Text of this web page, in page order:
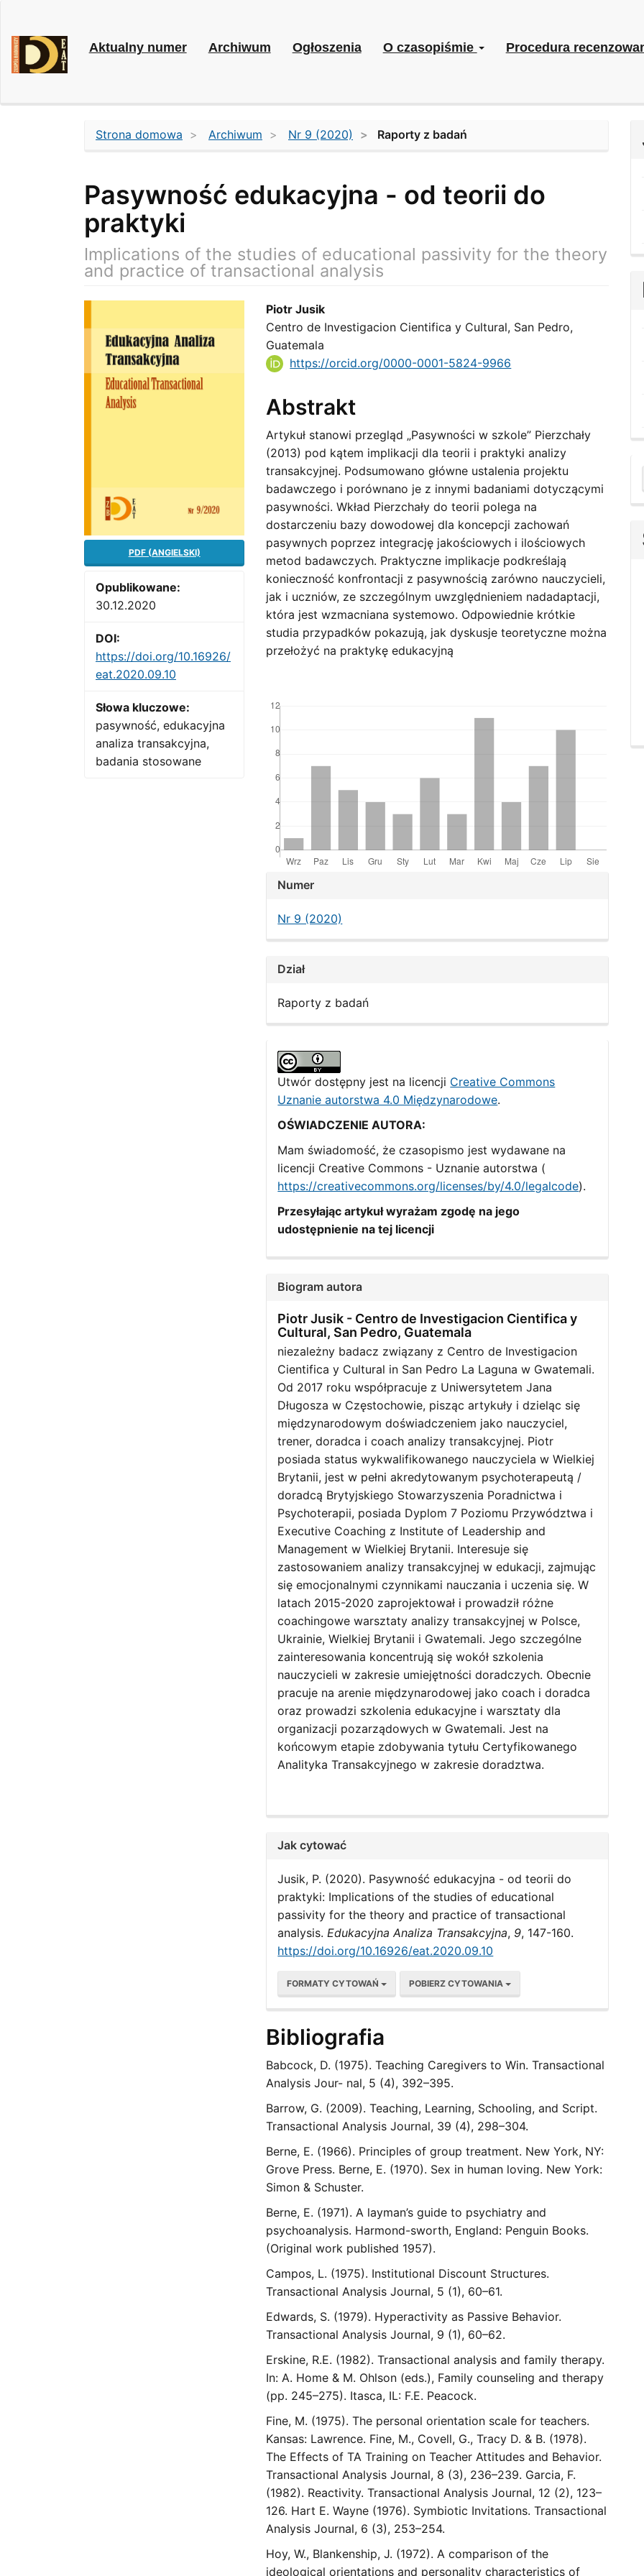
Main
Content
Sidebar
Aktualny numer Archiwum Ogłoszenia O czasopiśmie Procedura
Strona domowa Archiwum Nr 9 (2020) Raporty z badań
Pasywność edukacyjna - od teorii do
praktyki
Implications of the studies of educational passivity for the theory
and practice of transactional analysis
Sidebar
PDF (ANGIELSKI)
Opublikowane:
30.12.2020
DOI:
https://doi.org/10.16926/
eat.2020.09.10
Słowa kluczowe:
pasywność, edukacyjna
analiza transakcyjna,
badania stosowane
Main
Article
Content
Piotr Jusik
Centro de Investigacion Cientifica y Cultural, San Pedro,
Guatemala
https://orcid.org/0000-0001-5824-9966
Abstrakt
Artykuł stanowi przegląd „Pasywności w szkole” Pierzchały
(2013) pod kątem implikacji dla teorii i praktyki analizy
transakcyjnej. Podsumowano główne ustalenia projektu
badawczego i porównano je z innymi badaniami dotyczącymi
pasywności. Wkład Pierzchały do teorii polega na
dostarczeniu bazy dowodowej dla koncepcji zachowań
pasywnych poprzez integrację jakościowych i ilościowych
metod badawczych. Praktyczne implikacje podkreślają
konieczność konfrontacji z pasywnością zarówno nauczycieli,
jak i uczniów, ze szczególnym uwzględnieniem nadadaptacji,
która jest wzmacniana systemowo. Odpowiednie krótkie
studia przypadków pokazują, jak dyskusje teoretyczne można
przełożyć na praktykę edukacyjną
Article
Details
Numer
Nr 9 (2020)
Dział
Raporty z badań
Utwór dostępny jest na licencji Creative Commons
Uznanie autorstwa 4.0 Międzynarodowe.
OŚWIADCZENIE AUTORA:
Mam świadomość, że czasopismo jest wydawane na
licencji Creative Commons - Uznanie autorstwa (
https://creativecommons.org/licenses/by/4.0/legalcode).
Przesyłając artykuł wyrażam zgodę na jego
udostępnienie na tej licencji
Biogram autora
Piotr Jusik - Centro de Investigacion Cientifica y
Cultural, San Pedro, Guatemala
niezależny badacz związany z Centro de Investigacion
Cientifica y Cultural in San Pedro La Laguna w Gwatemali.
Od 2017 roku współpracuje z Uniwersytetem Jana
Długosza w Częstochowie, pisząc artykuły i dzieląc się
międzynarodowym doświadczeniem jako nauczyciel,
trener, doradca i coach analizy transakcyjnej. Piotr
posiada status wykwalifikowanego nauczyciela w Wielkiej
Brytanii, jest w pełni akredytowanym psychoterapeutą /
doradcą Brytyjskiego Stowarzyszenia Poradnictwa i
Psychoterapii, posiada Dyplom 7 Poziomu Przywództwa i
Executive Coaching z Institute of Leadership and
Management w Wielkiej Brytanii. Interesuje się
zastosowaniem analizy transakcyjnej w edukacji, zajmując
się emocjonalnymi czynnikami nauczania i uczenia się. W
latach 2015-2020 zaprojektował i prowadził różne
coachingowe warsztaty analizy transakcyjnej w Polsce,
Ukrainie, Wielkiej Brytanii i Gwatemali. Jego szczególne
zainteresowania koncentrują się wokół szkolenia
nauczycieli w zakresie umiejętności doradczych. Obecnie
pracuje na arenie międzynarodowej jako coach i doradca
oraz prowadzi szkolenia edukacyjne i warsztaty dla
organizacji pozarządowych w Gwatemali. Jest na
końcowym etapie zdobywania tytułu Certyfikowanego
Analityka Transakcyjnego w zakresie doradztwa.
Jak cytować
Jusik, P. (2020). Pasywność edukacyjna - od teorii do
praktyki: Implications of the studies of educational
passivity for the theory and practice of transactional
analysis.Edukacyjna Analiza Transakcyjna, 9, 147-160.
https://doi.org/10.16926/eat.2020.09.10
FORMATY CYTOWAŃ POBIERZ CYTOWANIA
Bibliografia
Babcock, D. (1975). Teaching Caregivers to Win. Transactional
Analysis Jour- nal, 5 (4), 392–395.
Barrow, G. (2009). Teaching, Learning, Schooling, and Script.
Transactional Analysis Journal, 39 (4), 298–304.
Berne, E. (1966). Principles of group treatment. New York, NY:
Grove Press. Berne, E. (1970). Sex in human loving. New York:
Simon & Schuster.
Berne, E. (1971). A layman’s guide to psychiatry and
psychoanalysis. Harmond-sworth, England: Penguin Books.
(Original work published 1957).
Campos, L. (1975). Institutional Discount Structures.
Transactional Analysis Journal, 5 (1), 60–61.
Edwards, S. (1979). Hyperactivity as Passive Behavior.
Transactional Analysis Journal, 9 (1), 60–62.
Erskine, R.E. (1982). Transactional analysis and family therapy.
In: A. Home & M. Ohlson (eds.), Family counseling and therapy
(pp. 245–275). Itasca, IL: F.E. Peacock.
Fine, M. (1975). The personal orientation scale for teachers.
Kansas: Lawrence. Fine, M., Covell, G., Tracy D. & B. (1978).
The Effects of TA Training on Teacher Attitudes and Behavior.
Transactional Analysis Journal, 8 (3), 236–239. Garcia, F.
(1982). Reactivity. Transactional Analysis Journal, 12 (2), 123–
126. Hart E. Wayne (1976). Symbiotic Invitations. Transactional
Analysis Journal, 6 (3), 253–254.
Hoy, W., Blankenship, J. (1972). A comparison of the
ideological orientations and personality characteristics of
a